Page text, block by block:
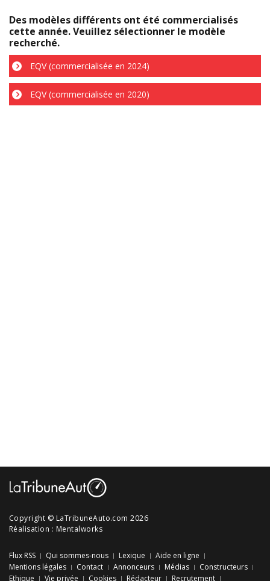
Des modèles différents ont été commercialisés
cette année. Veuillez sélectionner le modèle
recherché.
EQV (commercialisée en 2024)
EQV (commercialisée en 2020)
Copyright © LaTribuneAuto.com 2026
Réalisation : Mentalworks
Flux RSS Qui sommes-nous Lexique
Aide en ligne
Mentions légales
Contact Annonceurs Médias
Constructeurs
Ethique
Vie privée Cookies Rédacteur Recrutement